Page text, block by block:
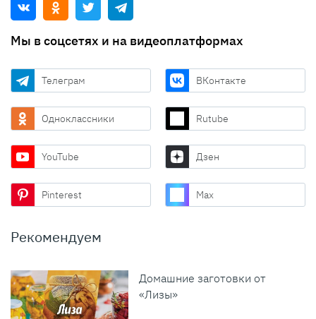
Мы в соцсетях и на видеоплатформах
Телеграм ВКонтакте
Одноклассники Rutube
YouTube Дзен
Pinterest Max
Рекомендуем
Домашние заготовки от
«Лизы»